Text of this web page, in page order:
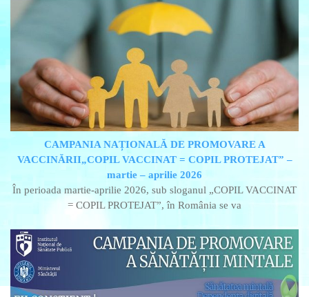
CAMPANIA NAȚIONALĂ DE PROMOVARE A
VACCINĂRII„COPIL VACCINAT = COPIL PROTEJAT” –
martie – aprilie 2026
În perioada martie-aprilie 2026, sub sloganul „COPIL VACCINAT
= COPIL PROTEJAT”, în România se va